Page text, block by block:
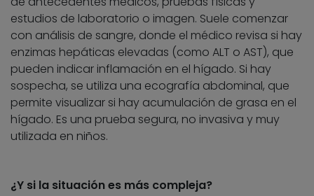
estudios de laboratorio o imagen. Suele comenzar
con análisis de sangre, donde el médico revisa si hay
enzimas hepáticas elevadas (como ALT o AST), que
pueden indicar inflamación en el hígado. Si hay
sospecha, se utiliza una ecografía abdominal, que
permite visualizar si hay acumulación de grasa en el
hígado. Es una prueba segura, no invasiva y muy
utilizada en niños.
¿Y si la situación es más compleja?